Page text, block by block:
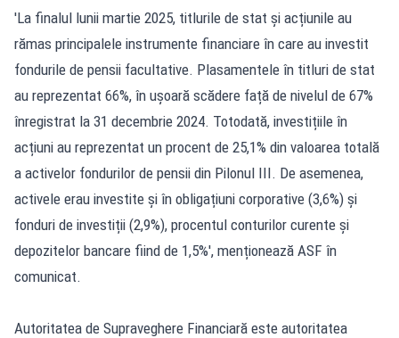
'La finalul lunii martie 2025, titlurile de stat și acțiunile au
rămas principalele instrumente financiare în care au investit
fondurile de pensii facultative. Plasamentele în titluri de stat
au reprezentat 66%, în ușoară scădere față de nivelul de 67%
înregistrat la 31 decembrie 2024. Totodată, investițiile în
acțiuni au reprezentat un procent de 25,1% din valoarea totală
a activelor fondurilor de pensii din Pilonul III. De asemenea,
activele erau investite și în obligațiuni corporative (3,6%) și
fonduri de investiții (2,9%), procentul conturilor curente și
depozitelor bancare fiind de 1,5%', menționează ASF în
comunicat.
Autoritatea de Supraveghere Financiară este autoritatea